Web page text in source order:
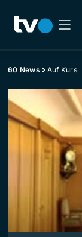
60 News Auf Kurs